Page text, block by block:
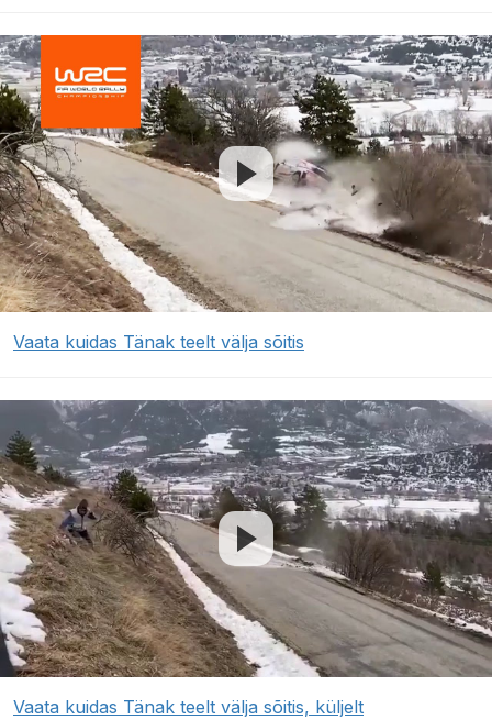
Vaata kuidas Tänak teelt välja sõitis
Vaata kuidas Tänak teelt välja sõitis, küljelt